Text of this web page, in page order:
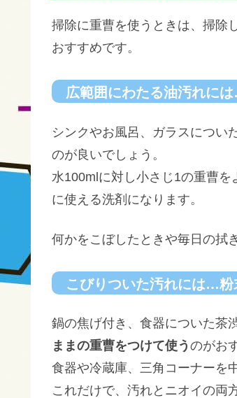
掃除に重曹を使うときは、掃除
おすすめです。
広範囲にわたる油汚れに
シンクやお風呂、ガラスについ
のが良いでしょう。
水100mlに対し小さじ1の重曹
に使える洗剤になります。
何かをこぼしたときや毎日の拭
こびりついた汚れには…粉
鍋の焦げ付き、食器についた茶
ままの重曹をつけて使う のがお
食器や冷蔵庫、三角コーナーを
これだけで、汚れとニオイの両